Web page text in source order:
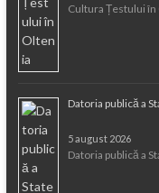
Cultura Țestului în
Datoria publică a
5 august 2026
Datoria publică a